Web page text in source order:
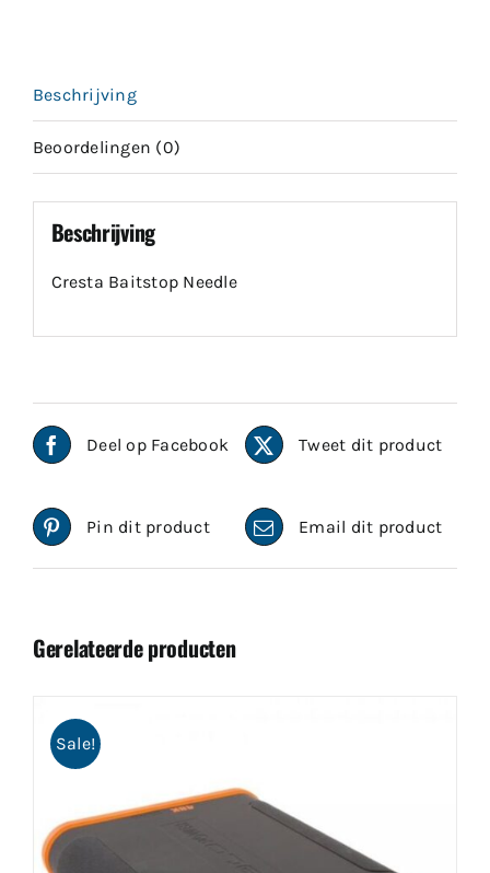
Beschrijving
Beoordelingen (0)
Beschrijving
Cresta Baitstop Needle
Deel op Facebook Tweet dit product
Pin dit product Email dit product
Gerelateerde producten
Sale!